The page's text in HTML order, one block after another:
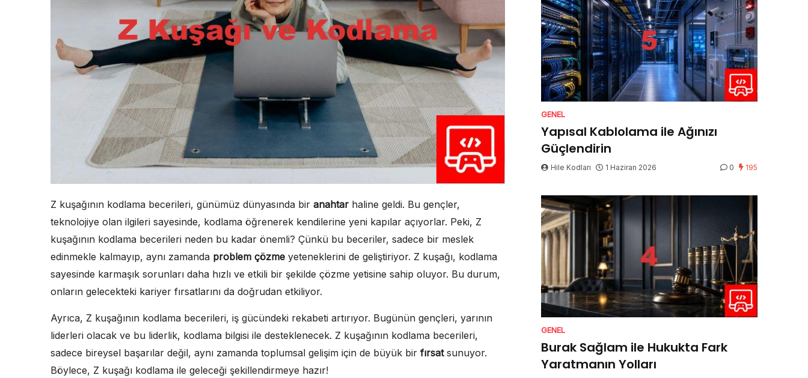
Z kuşağının kodlama becerileri, günümüz dünyasında bir anahtar haline geldi. Bu gençler,
teknolojiye olan ilgileri sayesinde, kodlama öğrenerek kendilerine yeni kapılar açıyorlar. Peki, Z
kuşağının kodlama becerileri neden bu kadar önemli? Çünkü bu beceriler, sadece bir meslek
edinmekle kalmayıp, aynı zamanda problem çözme yeteneklerini de geliştiriyor. Z kuşağı, kodlama
sayesinde karmaşık sorunları daha hızlı ve etkili bir şekilde çözme yetisine sahip oluyor. Bu durum,
onların gelecekteki kariyer fırsatlarını da doğrudan etkiliyor.
Ayrıca, Z kuşağının kodlama becerileri, iş gücündeki rekabeti artırıyor. Bugünün gençleri, yarının
liderleri olacak ve bu liderlik, kodlama bilgisi ile desteklenecek. Z kuşağının kodlama becerileri,
sadece bireysel başarılar değil, aynı zamanda toplumsal gelişim için de büyük bir fırsatsunuyor.
Böylece, Z kuşağı kodlama ile geleceği şekillendirmeye hazır!
GENEL
Yapısal Kablolama ile Ağınızı
Güçlendirin
Hile Kodları 1 Haziran 2026 0 195
GENEL
Burak Sağlam ile Hukukta Fark
Yaratmanın Yolları